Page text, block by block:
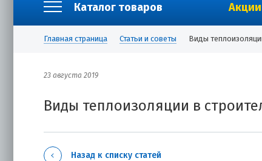
Каталог товаров Акции
Главная страница Статьи и советы Виды
23 августа 2019
Виды теплоизоляции в
Назад к списку статей